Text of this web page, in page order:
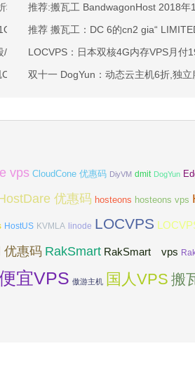
月起-四核AMD Ryzen7950x/4GB/
内存/20GB NVMe空间/6TB流量/10Gbps
/全新宿主机/9折月付61元起
GIA/日本/保加利亚VPS九折
推荐:搬瓦工 BandwagonHost 2018年
推荐 搬瓦工：DC 6的cn2 gia“
LOCVPS：日本双核4G内存VPS月付
双十一 DogYun：动态云主机6折,独
vps CloudCone 优惠码 DiyVM dmit DogYun
优惠码 hosteons hosteons vps
HostUS KVMLA linode LOCVPS
优惠码 RakSmart RakSmart vps
宜VPS 傲游主机 国人VPS 搬